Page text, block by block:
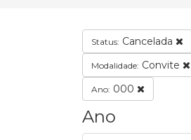
Status: Cancelada
Modalidade: Convite
Ano: 000
Ano